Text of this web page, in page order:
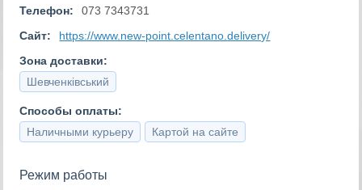
Телефон:
073 7343731
Сайт:
https://www.new-point.celentano.delivery/
Зона доставки:
Шевченківський
Способы оплаты:
Наличными курьеру
Картой на сайте
Режим работы